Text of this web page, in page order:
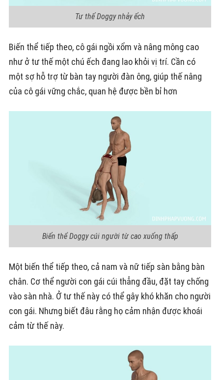
Tư thế Doggy nhảy ếch
Biến thể tiếp theo, cô gái ngồi xổm và nâng mông cao
như ở tư thế một chú ếch đang lao khỏi vị trí. Cần có
một sợ hỗ trợ từ bàn tay người đàn ông, giúp thế nâng
của cô gái vững chắc, quan hệ được bền bỉ hơn
Biến thể Doggy cúi người từ cao xuống thấp
Một biến thể tiếp theo, cả nam và nữ tiếp sàn bằng bàn
chân. Cơ thể người con gái cúi thẳng đầu, đặt tay chống
vào sàn nhà. Ở tư thế này có thể gây khó khăn cho người
con gái. Nhưng biết đâu rằng họ cảm nhận được khoái
cảm từ thế này.